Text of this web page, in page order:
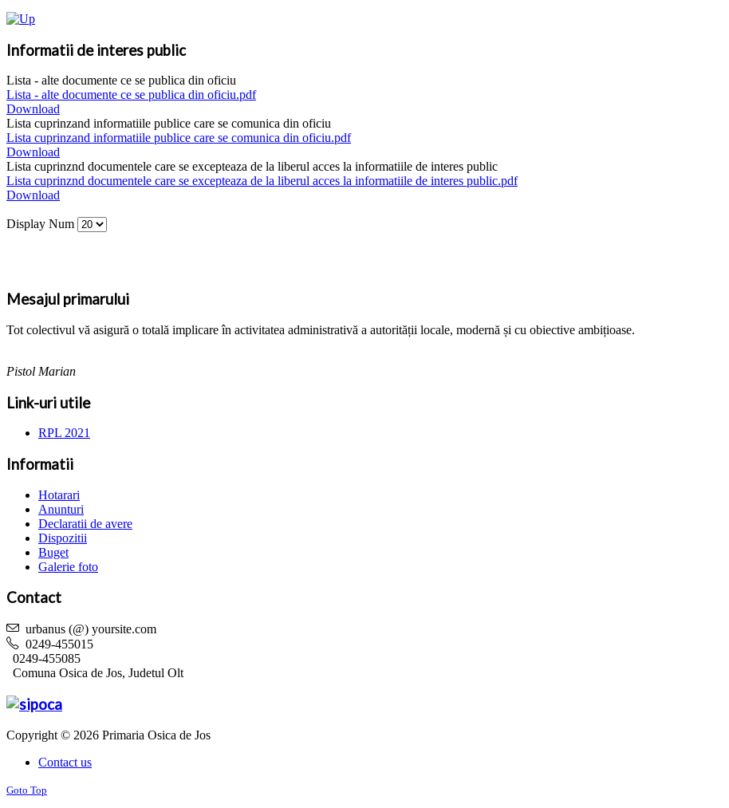
Informatii de interes public
Lista - alte documente ce se publica din oficiu
Lista - alte documente ce se publica din oficiu.pdf
Download
Lista cuprinzand informatiile publice care se comunica din oficiu
Lista cuprinzand informatiile publice care se comunica din oficiu.pdf
Download
Lista cuprinznd documentele care se excepteaza de la liberul acces la informatiile de interes public
Lista cuprinznd documentele care se excepteaza de la liberul acces la informatiile de interes public.pdf
Download
Display Num
Mesajul primarului
Tot colectivul vă asigură o totală implicare în activitatea administrativă a autorității locale, modernă și cu obiective ambițioase.
Pistol Marian
Link-uri utile
RPL 2021
Informatii
Hotarari
Anunturi
Declaratii de avere
Dispozitii
Buget
Galerie foto
Contact
urbanus (@) yoursite.com
0249-455015
0249-455085
Comuna Osica de Jos, Judetul Olt
Copyright © 2026 Primaria Osica de Jos
Contact us
Goto Top